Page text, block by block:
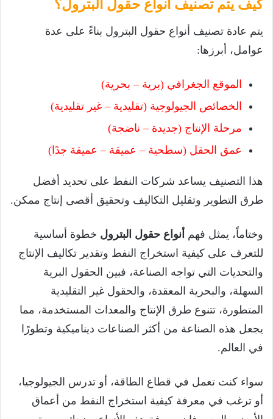
كيف يتم تصنيف أنواع حقول البترول؟
يتم عادة تصنيف أنواع حقول البترول بناءً على عدة
عوامل، أبرزها:
الموقع الجغرافي (برية – بحرية)
الخصائص الجيولوجية (تقليدية – غير تقليدية)
مرحلة الإنتاج (جديدة – ناضجة)
عمق الحقل (سطحية – عميقة – عميقة جدًا)
هذا التصنيف يساعد شركات النفط على تحديد أفضل
طرق التطوير وتقليل التكاليف وتحقيق أقصى إنتاج ممكن.
وختاماً، يمثل فهم أنواع حقول البترول خطوة أساسية
للتعرف على كيفية استخراج النفط وتقدير تكاليف الإنتاج
والتحديات التي تواجه الصناعة، فبين الحقول البرية
السهلة، والبحرية المعقدة، والحقول غير التقليدية
المتطورة، تتنوع طرق الإنتاج والمعدات المستخدمة، مما
يجعل هذه الصناعة من أكثر الصناعات ديناميكية وتطورًا
في العالم.
سواء كنت تعمل في قطاع الطاقة، أو تدرس الجيولوجيا،
أو ترغب في معرفة كيفية استخراج النفط من أعماق